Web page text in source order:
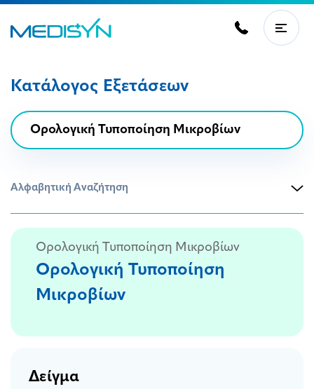
Κατάλογος Εξετάσεων
Αλφαβητική Αναζήτηση
Ορολογική Τυποποίηση Μικροβίων
Ορολογική Τυποποίηση
Μικροβίων
Δείγμα